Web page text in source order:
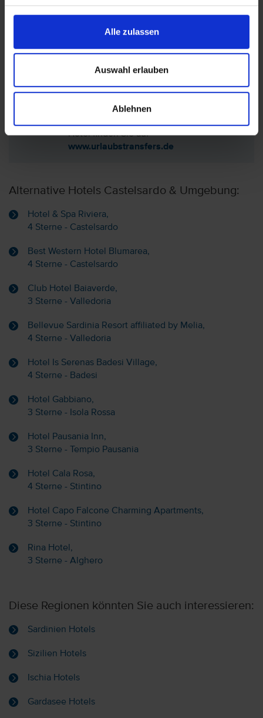
Alle zulassen
Auswahl erlauben
Ablehnen
Sie haben nur das Hotel (ohne Flug)
Hotel finden Sie auf
www.urlaubstransfers.de
Alternative Hotels Castelsardo & Umgebung:
Hotel & Spa Riviera,
4 Sterne - Castelsardo
Best Western Hotel Blumarea,
4 Sterne - Castelsardo
Club Hotel Baiaverde,
3 Sterne - Valledoria
Bellevue Sardinia Resort affiliated by Melia,
4 Sterne - Valledoria
Hotel Is Serenas Badesi Village,
4 Sterne - Badesi
Hotel Gabbiano,
3 Sterne - Isola Rossa
Hotel Pausania Inn,
3 Sterne - Tempio Pausania
Hotel Cala Rosa,
4 Sterne - Stintino
Hotel Capo Falcone Charming Apartments,
3 Sterne - Stintino
Rina Hotel,
3 Sterne - Alghero
Diese Regionen könnten Sie auch interessieren:
Sardinien Hotels
Sizilien Hotels
Ischia Hotels
Gardasee Hotels